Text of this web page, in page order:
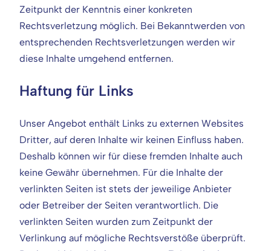
Zeitpunkt der Kenntnis einer konkreten
Rechtsverletzung möglich. Bei Bekanntwerden von
entsprechenden Rechtsverletzungen werden wir
diese Inhalte umgehend entfernen.
Haftung für Links
Unser Angebot enthält Links zu externen Websites
Dritter, auf deren Inhalte wir keinen Einfluss haben.
Deshalb können wir für diese fremden Inhalte auch
keine Gewähr übernehmen. Für die Inhalte der
verlinkten Seiten ist stets der jeweilige Anbieter
oder Betreiber der Seiten verantwortlich. Die
verlinkten Seiten wurden zum Zeitpunkt der
Verlinkung auf mögliche Rechtsverstöße überprüft.